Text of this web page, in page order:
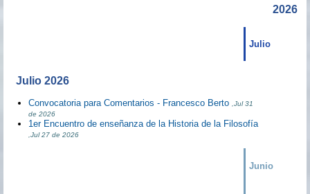
2026
Julio
Julio 2026
Convocatoria para Comentarios - Francesco Berto ,Jul 31
de 2026
1er Encuentro de enseñanza de la Historia de la Filosofía
,Jul 27 de 2026
Junio